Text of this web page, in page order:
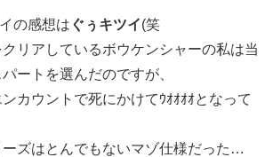
の感想は ぐぅキツイ(笑
リアしているボウケンシャーの私は当
ートを選んだのですが、
カウントで死にかけてｳｵｵｵｵとなって
ズはとんでもないマゾ仕様だった…